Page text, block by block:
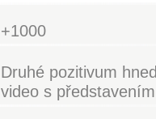
+1000
Druhé pozitivum
video s